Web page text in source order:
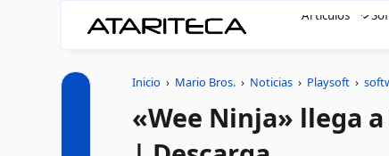
Artículos
Inicio › Mario Bros. › Noticias › Playsoft ›
«Wee Ninja» llega